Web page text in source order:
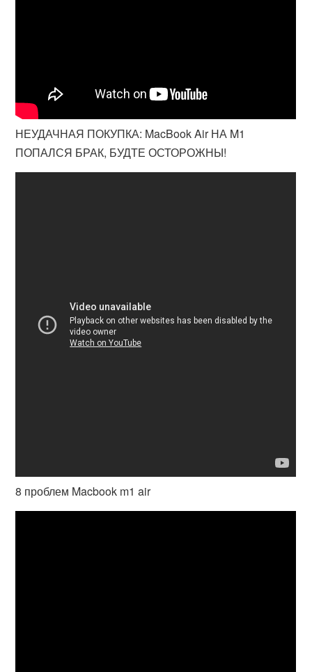
НЕУДАЧНАЯ ПОКУПКА: MacBook Air НА M1
ПОПАЛСЯ БРАК, БУДТЕ ОСТОРОЖНЫ!
8 проблем Macbook m1 air